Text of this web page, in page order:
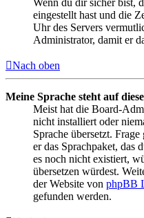
Wenn du dir sicher bist,
eingestellt hast und die
Uhr des Servers
Administrator, damit er
Nach oben
Meine Sprache steht auf
Meist hat die Board-
nicht installiert oder
Sprache übersetzt.
er das Sprachpaket, das
es noch nicht existiert,
übersetzen würdest.
der Website von phpBB
gefunden werden.